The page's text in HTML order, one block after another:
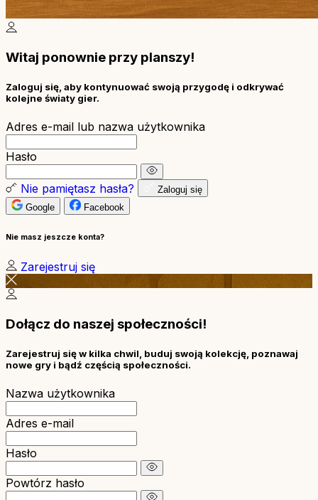
Witaj ponownie przy planszy!
Zaloguj się, aby kontynuować swoją przygodę i odkrywać
kolejne światy gier.
Adres e-mail lub nazwa użytkownika
Hasło
Nie pamiętasz hasła?
Zaloguj się
Google
Facebook
Nie masz jeszcze konta?
Zarejestruj się
Dołącz do naszej społeczności!
Zarejestruj się w kilka chwil, buduj swoją kolekcję, poznawaj
nowe gry i bądź częścią społeczności.
Nazwa użytkownika
Adres e-mail
Hasło
Powtórz hasło